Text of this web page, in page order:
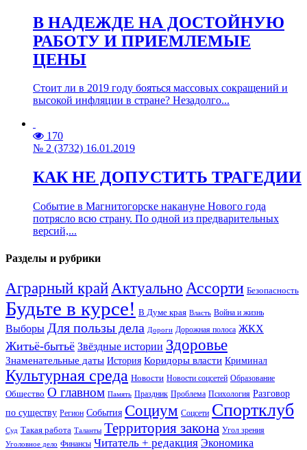
В НАДЕЖДЕ НА ДОСТОЙНУЮ
РАБОТУ И ПРИЕМЛЕМЫЕ
ЦЕНЫ
Стоит ли в 2019 году бояться массовых сокращений и
высокой инфляции в стране? Незадолго...
170
№ 2 (3732) 16.01.2019
КАК НЕ ДОПУСТИТЬ ТРАГЕДИИ
Событие в Магнитогорске накануне Нового года
потрясло всю страну. По одной из предварительных
версий,...
Разделы и рубрики
Аграрный край Актуально Ассорти Безопасность
Будьте в курсе! В Думе края Власть Война и жизнь
Выборы Для пользы дела Дороги Дорожная полоса ЖКХ
Житьё-бытьё Звёздные истории Здоровье
Знаменательные даты История Коридоры власти Криминал
Культурная среда Новости Новости соцсетей Образование
Общество О главном Память Праздник Проблема Психология Разговор
по существу Регион События Социум Соцсети Спортклуб
Суд Такая работа Таланты Территория закона Угол зрения
Уголовное дело Финансы Читатель + редакция Экономика